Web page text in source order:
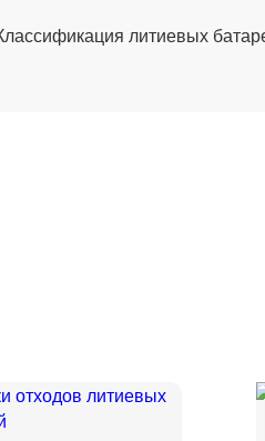
литиевых